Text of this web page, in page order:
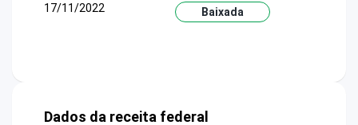
17/11/2022
Baixada
Dados da receita federal